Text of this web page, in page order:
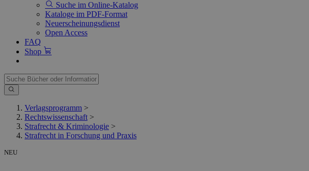
Suche im Online-Katalog
Kataloge im PDF-Format
Neuerscheinungsdienst
Open Access
FAQ
Shop
Verlagsprogramm >
Rechtswissenschaft >
Strafrecht & Kriminologie >
Strafrecht in Forschung und Praxis
NEU